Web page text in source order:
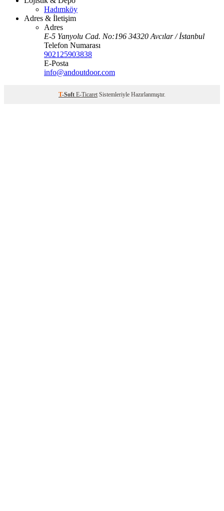
Hadımköy
Adres & İletişim
Adres
E-5 Yanyolu Cad. No:196 34320 Avcılar / İstanbul
Telefon Numarası
902125903838
E-Posta
info@andoutdoor.com
T-Soft E-Ticaret Sistemleriyle Hazırlanmıştır.